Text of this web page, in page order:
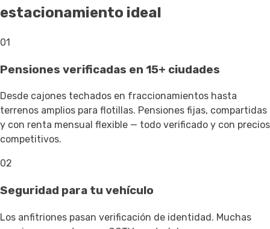
estacionamiento ideal
01
Pensiones verificadas en 15+ ciudades
Desde cajones techados en fraccionamientos hasta
terrenos amplios para flotillas. Pensiones fijas, compartidas
y con renta mensual flexible — todo verificado y con precios
competitivos.
02
Seguridad para tu vehículo
Los anfitriones pasan verificación de identidad. Muchas